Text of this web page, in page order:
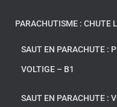
PARACHUTISME : CHUTE
SAUT EN PARACHUTE :
VOLTIGE – B1
SAUT EN PARACHUTE :